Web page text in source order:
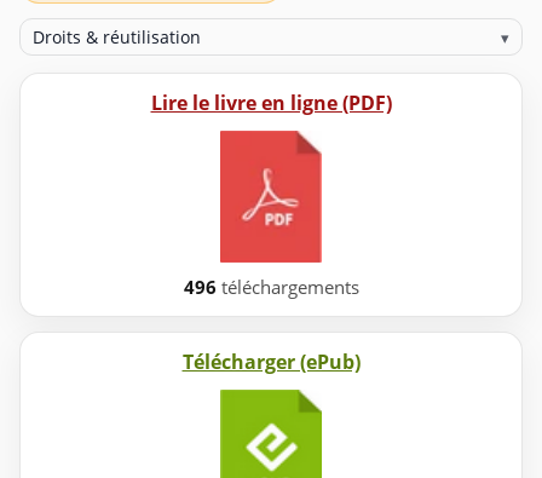
Droits & réutilisation ▾
Lire le livre en ligne (PDF)
496 téléchargements
Télécharger (ePub)